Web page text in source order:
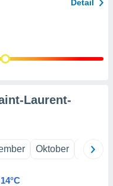
Detail
Laurent-
Oktober
14°C